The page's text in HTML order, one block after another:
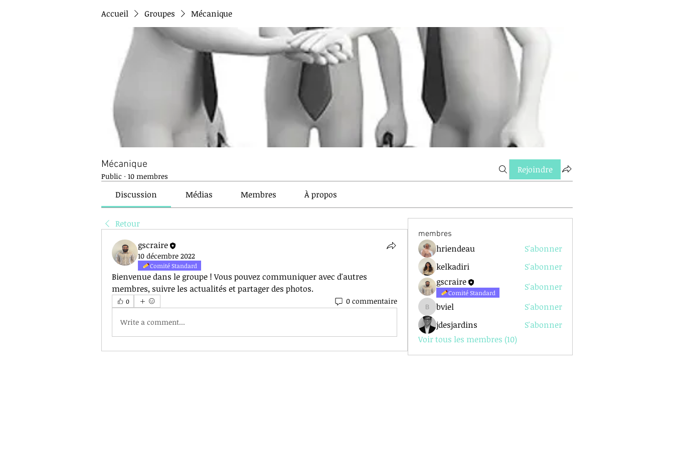
Accueil Groupes Mécanique
Mécanique
Public · 10 membres
Rejoindre
Discussion Médias Membres À propos
Retour
gscraire
10 décembre 2022
Comité Standard
Bienvenue dans le groupe ! Vous pouvez communiquer avec d'autres
membres, suivre les actualités et partager des photos.
0 0 commentaire
Write a comment...
membres
hriendeau
S'abonner
kelkadiri
S'abonner
gscraire
Comité Standard
S'abonner
bvielbviel
S'abonner
jdesjardins
S'abonner
Voir tous les membres (10)